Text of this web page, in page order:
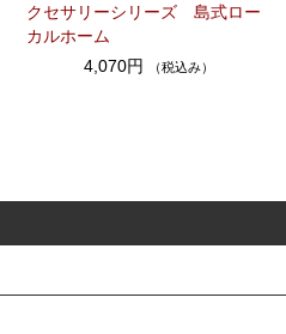
クセサリーシリーズ 島式ロー
カルホーム
4,070円
（税込み）